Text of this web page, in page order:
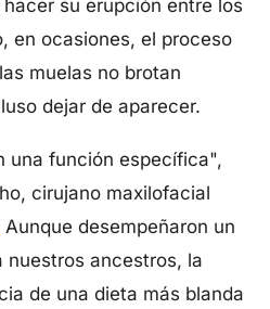
su erupción entre los
en ocasiones, el proceso
muelas no brotan
dejar de aparecer.
una función específica",
cirujano maxilofacial
Aunque desempeñaron un
nuestros ancestros, la
de una dieta más blanda